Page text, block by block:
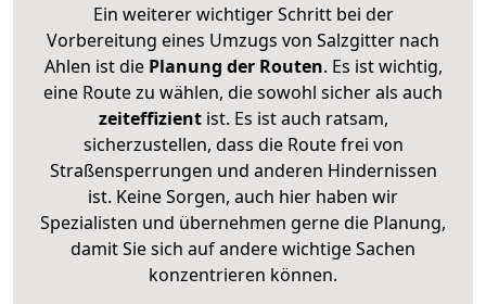
Ein weiterer wichtiger Schritt bei der
Vorbereitung eines Umzugs von Salzgitter nach
Ahlen ist diePlanung der Routen. Es ist wichtig,
eine Route zu wählen, die sowohl sicher als auch
zeiteffizientist. Es ist auch ratsam,
sicherzustellen, dass die Route frei von
Straßensperrungen und anderen Hindernissen
ist. Keine Sorgen, auch hier haben wir
Spezialisten und übernehmen gerne die Planung,
damit Sie sich auf andere wichtige Sachen
konzentrieren können.